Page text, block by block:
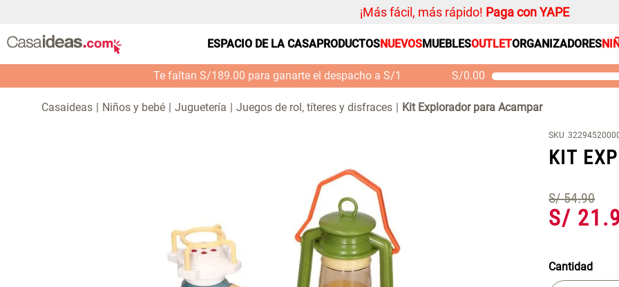
¡Más fácil, más rápido! Paga con YAPE
ESPACIO DE LA CASAPRODUCTOSNUEVOSMUEBLESOUTLETORGANIZADORES
Te faltan S/189.00 para ganarte el despacho a S/1 S/0.00
Niños y bebé Juguetería Juegos de rol, títeres y disfraces Kit Explorador para Acampar
SKU
KIT
S/ 54.90
S/ 21 .
Cantidad
Bambú Inodoro con
Puerta 65x28x171 cm
S/ 261.00 S/
Organizador
Cojin
Alfombra
Sabanas
Platos
Individuales
Cortinas